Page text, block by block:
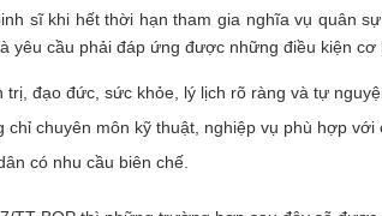
sĩ khi hết thời hạn tham gia nghĩa vụ quân
yêu cầu phải đáp ứng được những điều kiện cơ
trị, đạo đức, sức khỏe, lý lịch rõ ràng và tự
chỉ chuyên môn kỹ thuật, nghiệp vụ phù hợp
có nhu cầu biên chế.